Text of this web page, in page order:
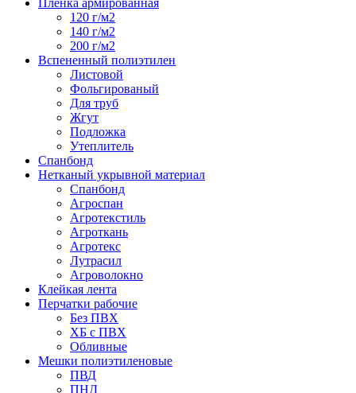
Пленка армированная
120 г/м2
140 г/м2
200 г/м2
Вспененный полиэтилен
Листовой
Фольгированый
Для труб
Жгут
Подложка
Утеплитель
Спанбонд
Нетканый укрывной материал
Спанбонд
Агроспан
Агротекстиль
Агроткань
Агротекс
Лутрасил
Агроволокно
Клейкая лента
Перчатки рабочие
Без ПВХ
ХБ с ПВХ
Обливные
Мешки полиэтиленовые
ПВД
ПНД